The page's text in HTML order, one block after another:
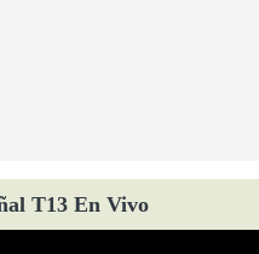
T13 En Vivo